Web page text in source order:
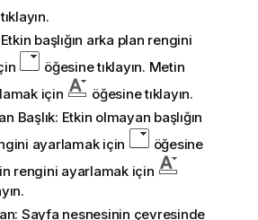
başlığın arka plan rengini
öğesine tıklayın. Metin
için
öğesine tıklayın.
Başlık: Etkin olmayan başlığın
ayarlamak için
öğesine
rengini ayarlamak için
Sayfa nesnesinin çevresinde